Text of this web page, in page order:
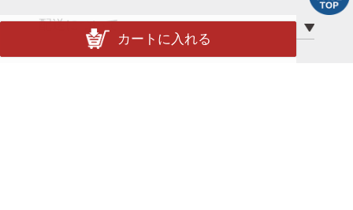
カートに入れる
配送について